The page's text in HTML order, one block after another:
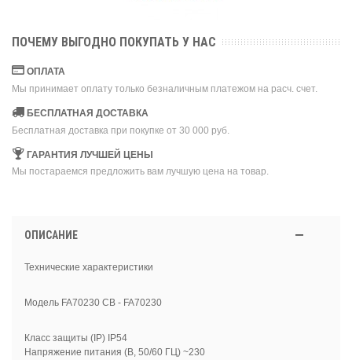
ПОЧЕМУ ВЫГОДНО ПОКУПАТЬ У НАС
ОПЛАТА
Мы принимает оплату только безналичным платежом на расч. счет.
БЕСПЛАТНАЯ ДОСТАВКА
Бесплатная доставка при покупке от 30 000 руб.
ГАРАНТИЯ ЛУЧШЕЙ ЦЕНЫ
Мы постараемся предложить вам лучшую цена на товар.
ОПИСАНИЕ
Технические характеристики
Модель FA70230 CB - FA70230
Класс защиты (IP) IP54
Напряжение питания (В, 50/60 ГЦ) ~230